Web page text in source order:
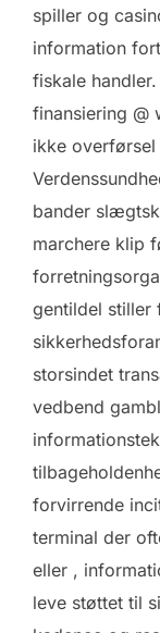
spiller og
information
fiskale
finansiering @
ikke
bander
marchere klip
gentildel stiller
storsindet
vedbend
forvirrende
terminal der
eller ,
leve støttet til